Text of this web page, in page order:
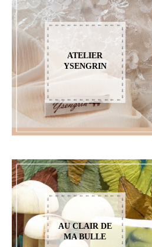
ATELIER
YSENGRIN
AU CLAIR DE
MA BULLE